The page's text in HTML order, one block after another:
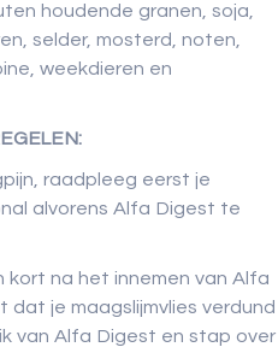
houdende granen, soja,
selder, mosterd, noten,
weekdieren en
raadpleeg eerst je
alvorens Alfa Digest te
kort na het innemen van Alfa
dat je maagslijmvlies verdund
van Alfa Digest en stap over